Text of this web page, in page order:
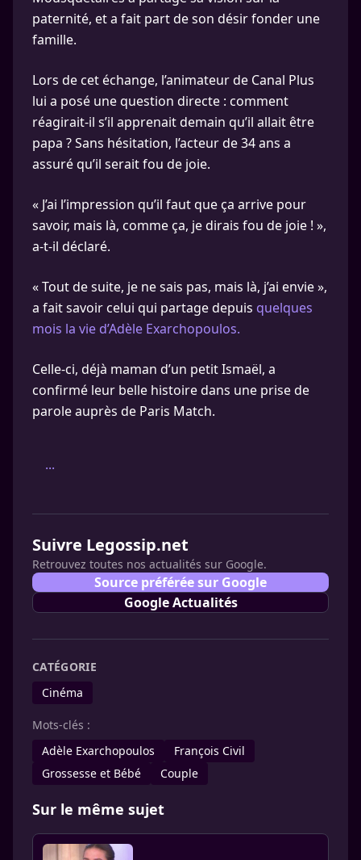
paternité, et a fait part de son désir fonder une
famille.
Lors de cet échange, l’animateur de Canal Plus
lui a posé une question directe : comment
réagirait-il s’il apprenait demain qu’il allait être
papa ? Sans hésitation, l’acteur de 34 ans a
assuré qu’il serait fou de joie.
« J’ai l’impression qu’il faut que ça arrive pour
savoir, mais là, comme ça, je dirais fou de joie ! »,
a-t-il déclaré.
« Tout de suite, je ne sais pas, mais là, j’ai envie »,
a fait savoir celui qui partage depuis quelques
mois la vie d’Adèle Exarchopoulos.
Celle-ci, déjà maman d’un petit Ismaël, a
confirmé leur belle histoire dans une prise de
parole auprès de Paris Match.
...
Suivre Legossip.net
Retrouvez toutes nos actualités sur Google.
Source préférée sur Google
Google Actualités
CATÉGORIE
Cinéma
Mots-clés :
Adèle Exarchopoulos
François Civil
Grossesse et Bébé
Couple
Sur le même sujet